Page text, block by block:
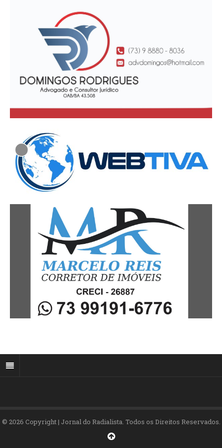
© 2026 Copyright | Jornal do Radialista. Todos os Direitos Reservados.